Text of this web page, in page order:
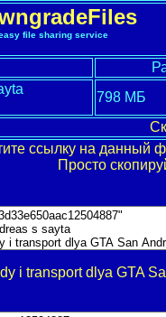
file sharing service
798 МБ
ссылку на данный
Просто
i transport dlya GTA